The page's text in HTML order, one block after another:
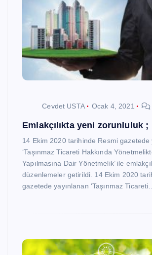
Cevdet USTA Ocak 4, 2021
Emlakçılıkta yeni zorunluluk ;
14 Ekim 2020 tarihinde Resmi gazetede
‘Taşınmaz Ticareti Hakkında
Yapılmasına Dair Yönetmelik’ ile
düzenlemeler getirildi. 14 Ekim 2020
gazetede yayınlanan ‘Taşınmaz Ticareti…